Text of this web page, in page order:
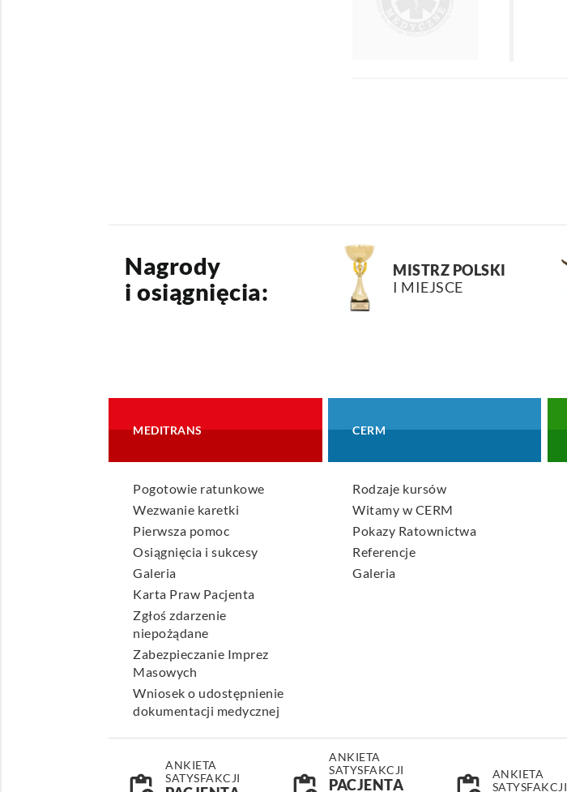
Nagrody
i osiągnięcia:
MISTRZ POLSKI
I MIEJSCE
MEDITRANS
Pogotowie ratunkowe
Wezwanie karetki
Pierwsza pomoc
Osiągnięcia i sukcesy
Galeria
Karta Praw Pacjenta
Zgłoś zdarzenie
niepożądane
Zabezpieczanie Imprez
Masowych
Wniosek o udostępnienie
dokumentacji medycznej
CERM
Rodzaje kursów
Witamy w CERM
Pokazy Ratownictwa
Referencje
Galeria
ANKIETA
SATYSFAKCJI
ANKIETA
SATYSFAKCJI
PACJENTA
ANKIETA
SATYSFAKCJI